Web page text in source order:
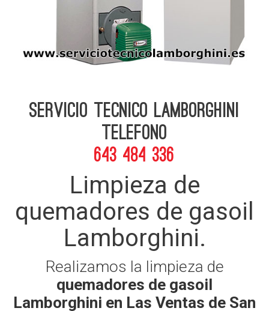
Servicio Tecnico Lamborghini
telefono
643 484 336
Limpieza de
quemadores de gasoil
Lamborghini.
Realizamos la limpieza de
quemadores de gasoil
Lamborghini en Las Ventas de San